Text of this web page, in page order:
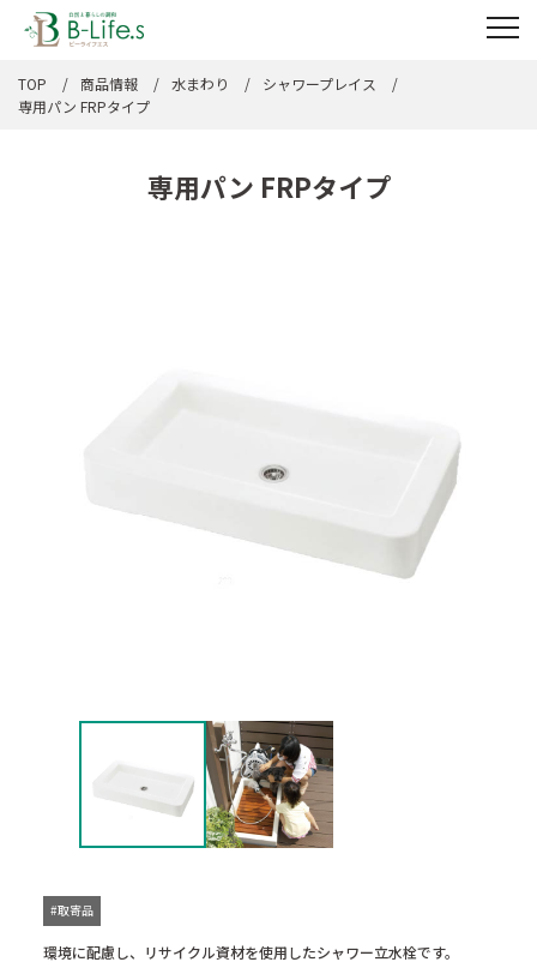
TOP 商品情報 水まわり
シャワープレイス
専用パン FRPタイプ
専用パン FRPタイプ
環境に配慮し、リサイクル資材を使用したシャワー立水栓です。
#取寄品